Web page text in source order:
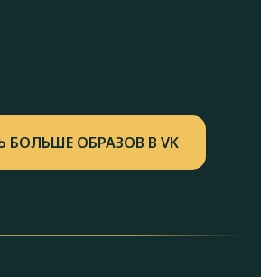
БОЛЬШЕ ОБРАЗОВ В VK